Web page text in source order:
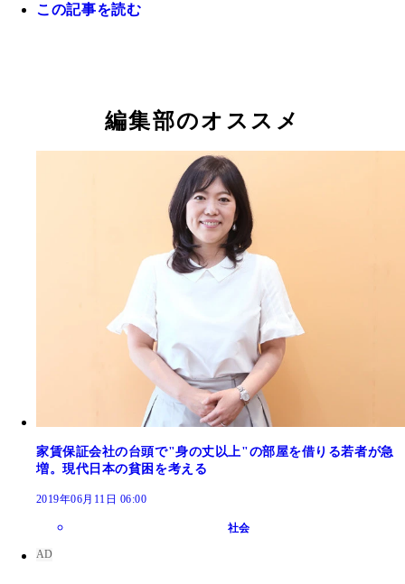
この記事を読む
編集部のオススメ
家賃保証会社の台頭で"身の丈以上"の部屋を借りる若者が急
増。現代日本の貧困を考える
2019年06月11日 06:00
社会